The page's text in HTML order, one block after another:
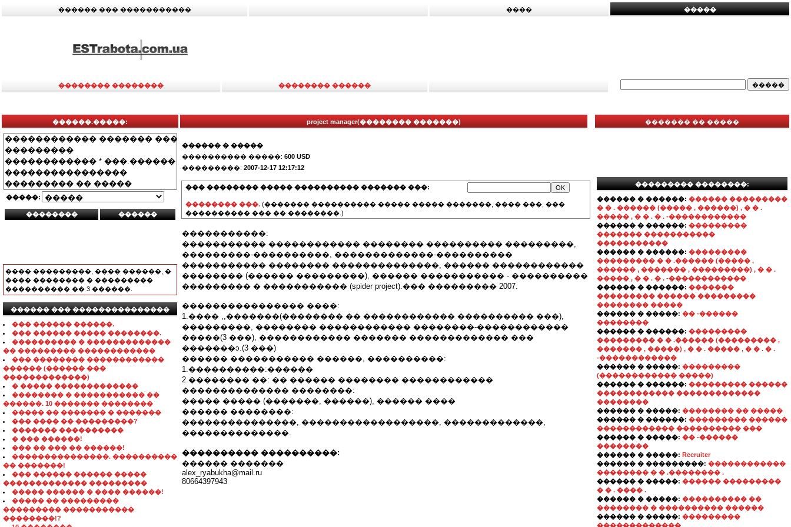
������ ��� ����������� ���� �����
�������� �������� �������� ������
������.�����:
�����:
���� ���������, ���� ������, �
���� �������� � ���������
���������� �� 3 ������.
������ ��� ���������������
��� ������ ������.
��� ������ ����� ��������.
���������� � �������������
�� ��������� ������������
��� �������� ������������
������ (������ ���
�������������)
� ����� �������������
�������� � ����������� ��
������. 10 ������� ��������
����� �� ������� � �������
��� ���� �� ���������?
������� ����������
� ��� ������!
��� �� ��� �� ������!
���������������. ����������
�� �������!
��� ������ ������ �����
������������� ���������
����� ������ � ���� ������!
����� �� ���������
��������� �����������
��������!?
project manager(�������� �������)
������ � �����
���������� �����: 600 USD
���������: 2007-12-17 12:17:12
��� �������� ����� ���������� ������� ���:
�������� ���. (������� ���������� ����� ����� �������, ���� ���, ���
���������� ��� �� ��������.)
�����������:
����������� ������������ �������� ���������� ���������,
���������-����������, �������������-����������
����������� �������� ��������������, ������ ������������
�������� (������ ���������), ������ ����������� - ����������
��������� � ����������� (spider project).��� ��������� 2007.
���������������� ����:
1.���� ,,�������(�������� �� ������������ ���������� ���),
���������, �������� ������������ ��������-������������
�����(3 ���), ������������ ������� ������������� ���
�������ͻ.(3 ���)
������ ����������� ������, ����������:
1.����������:������
2.�������� ��: �� ������ �������� ������������
�������������� ��������:
����� ����� (�������, ������), ������ ����
������ ��������:
���������������, ������������������, �������������,
��������������.
���������� ����������:
������ �������
alex_ryabukha@mail.ru
80664397943
������� �� �����
��������� ��������:
������ � ������: ������ ���������
� � . ������ (����� , ������) , � � .
����� , � � . � . -������������
������ � ������: ���������
������� �����������
�����������
������ � ������: ���������
��������� � � .������ (����� ,
������ , ������� , ���������) , � � .
����� , � � . � . -������������
������ � ������: �������
��������� ������ ���������
�������� �����
������ � �����: �� -������
��������
������ � ������: ���������
��������� � � .������ (��������� ,
������� , �����) , � � . ����� , � � . � .
-������������
������ � �����: ���������
(������������ �����)
������ � ������: ��������� ������
������������ �������������
��������
������ � �����: �������� �� �����
������ � ������: ��������� ������
������������ ���������� ���
������ � �����: �� -������
��������
������ � �����: Recruiter
������ � ���������: ������������
�������� � � .�������� .
������ � �����: ������ ���������
� � . ���� .
������ � �����: ���������� ��
�������� � ���������� ������
������ � �����: ���������
�������������